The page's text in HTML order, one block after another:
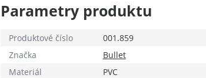
Parametry produktu
Produktové číslo
001.859
Značka
Bullet
Materiál
PVC